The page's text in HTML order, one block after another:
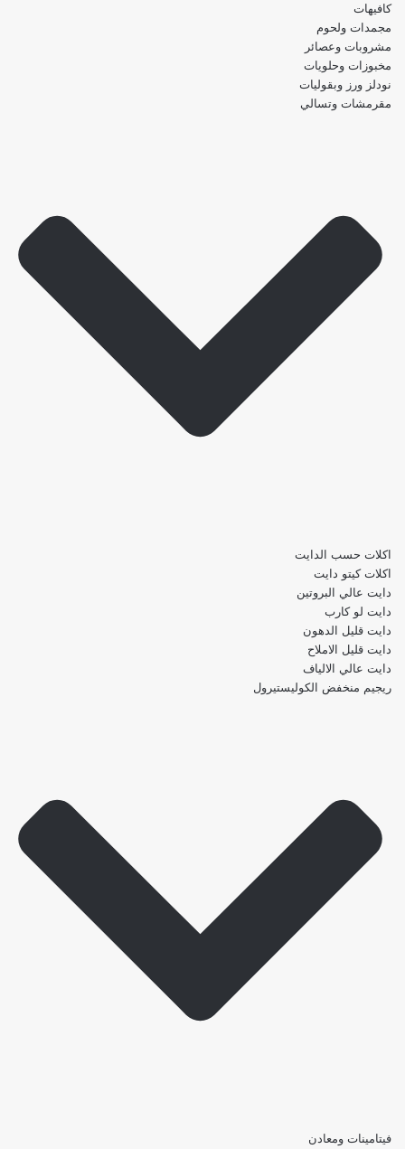
كافيهات
مجمدات ولحوم
مشروبات وعصائر
مخبوزات وحلويات
نودلز ورز وبقوليات
مقرمشات وتسالي
اكلات حسب الدايت
اكلات كيتو دايت
دايت عالي البروتين
دايت لو كارب
دايت قليل الدهون
دايت قليل الاملاح
دايت عالي الالياف
ريجيم منخفض الكوليستيرول
فيتامينات ومعادن